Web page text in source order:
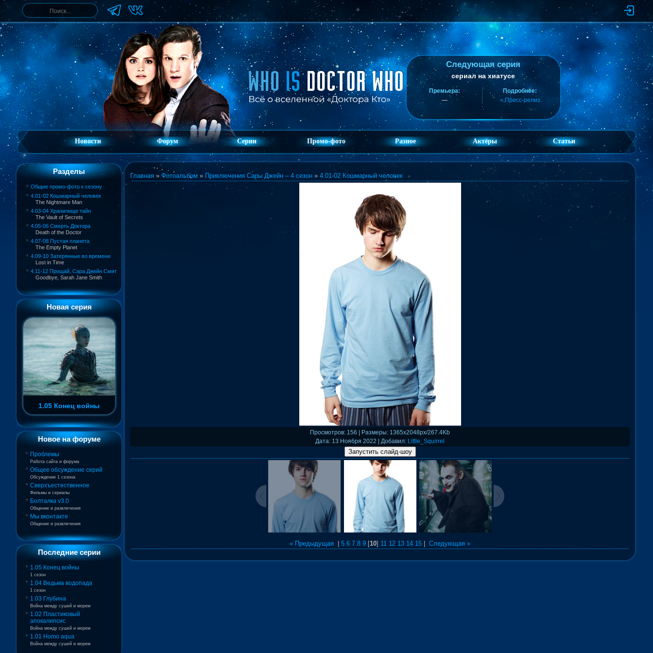
Следующая серия
сериал на хиатусе
Премьера:
—
Подробнее:
» Пресс-релиз
Новости Форум Серии Промо-фото Разное Актёры Статьи
Разделы
Общие промо-фото к сезону
4.01-02 Кошмарный человек
The Nightmare Man
4.03-04 Хранилище тайн
The Vault of Secrets
4.05-06 Смерть Доктора
Death of the Doctor
4.07-08 Пустая планета
The Empty Planet
4.09-10 Затерянные во времени
Lost in Time
4.11-12 Прощай, Сара Джейн Смит
Goodbye, Sarah Jane Smith
Новая серия
1.05 Конец войны
Новое на форуме
Проблемы
Работа сайта и форума
Общее обсуждение серий
Обсуждение 1 сезона
Сверхъестественное
Фильмы и сериалы
Болталка v3.0
Общение и развлечения
Мы вконтакте
Общение и развлечения
Последние серии
1.05 Конец войны
1 сезон
1.04 Ведьма водопада
1 сезон
1.03 Глубина
Война между сушей и морем
1.02 Пластиковый
апокалипсис
Война между сушей и морем
1.01 Homo aqua
Война между сушей и морем
Главная » Фотоальбом » Приключения Сары Джейн – 4 сезон » 4.01-02 Кошмарный человек
Просмотров: 156 | Размеры: 1365x2048px/267.4Kb
Дата: 13 Ноября 2022 | Добавил: Little_Squirrel
« Предыдущая 5 6 7 8 9 [10] 11 12 13 14 15 Следующая »